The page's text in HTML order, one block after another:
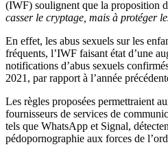
(IWF) soulignent que la proposition
casser le cryptage, mais à protéger
En effet, les abus sexuels sur les
fréquents, l’IWF faisant état d’une
notifications d’abus sexuels
2021, par rapport à l’année
Les règles proposées permettraient
fournisseurs de services de
tels que WhatsApp et Signal,
pédopornographie aux forces de